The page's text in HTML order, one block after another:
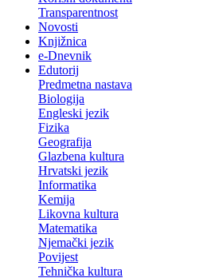
Transparentnost
Novosti
Knjižnica
e-Dnevnik
Edutorij
Predmetna nastava
Biologija
Engleski jezik
Fizika
Geografija
Glazbena kultura
Hrvatski jezik
Informatika
Kemija
Likovna kultura
Matematika
Njemački jezik
Povijest
Tehnička kultura